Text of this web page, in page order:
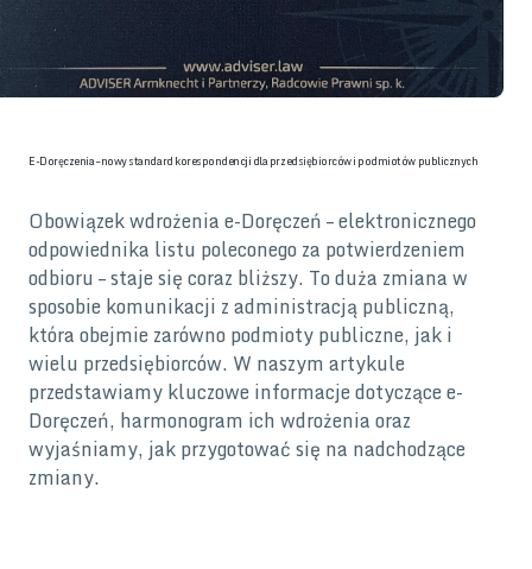
E-Doręczenia – nowy standard korespondencji dla przedsiębiorców i podmiotów publicznych
Obowiązek wdrożenia e-Doręczeń – elektronicznego
odpowiednika listu poleconego za potwierdzeniem
odbioru – staje się coraz bliższy. To duża zmiana w
sposobie komunikacji z administracją publiczną,
która obejmie zarówno podmioty publiczne, jak i
wielu przedsiębiorców. W naszym artykule
przedstawiamy kluczowe informacje dotyczące e-
Doręczeń, harmonogram ich wdrożenia oraz
wyjaśniamy, jak przygotować się na nadchodzące
zmiany.